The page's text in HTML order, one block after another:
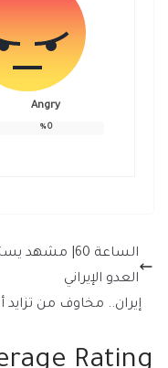
Angry
0
%
الساعة 60|
العدو الإيراني
إيران.. مخاوف من تزايد
Rating